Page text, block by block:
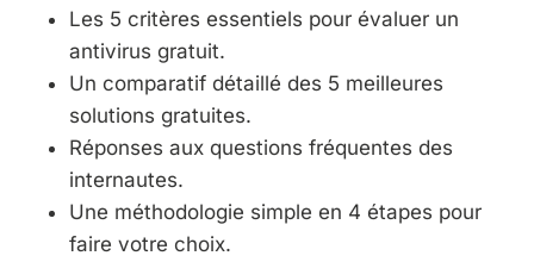
Les 5 critères essentiels pour évaluer un
antivirus gratuit.
Un comparatif détaillé des 5 meilleures
solutions gratuites.
Réponses aux questions fréquentes des
internautes.
Une méthodologie simple en 4 étapes pour
faire votre choix.